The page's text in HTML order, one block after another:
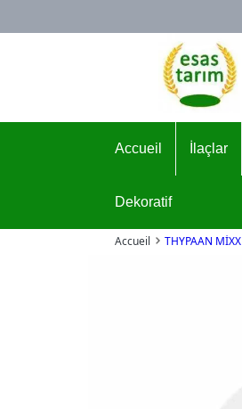
Logo
Accueil İlaçlar
Dekoratif
Accueil THYPAAN